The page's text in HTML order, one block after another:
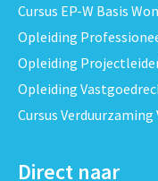
Cursus EP-W Basis
Opleiding
Opleiding
Opleiding
Cursus Verduurzaming
Direct naar